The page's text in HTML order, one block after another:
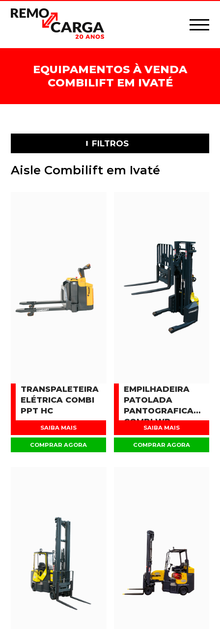
EQUIPAMENTOS À VENDA
COMBILIFT EM IVATÉ
FILTROS
Aisle Combilift em Ivaté
TRANSPALETEIRA
ELÉTRICA COMBI
PPT HC
SAIBA MAIS
COMPRAR AGORA
EMPILHADEIRA
PATOLADA
PANTOGRAFICA
COMBI WR
SAIBA MAIS
COMPRAR AGORA